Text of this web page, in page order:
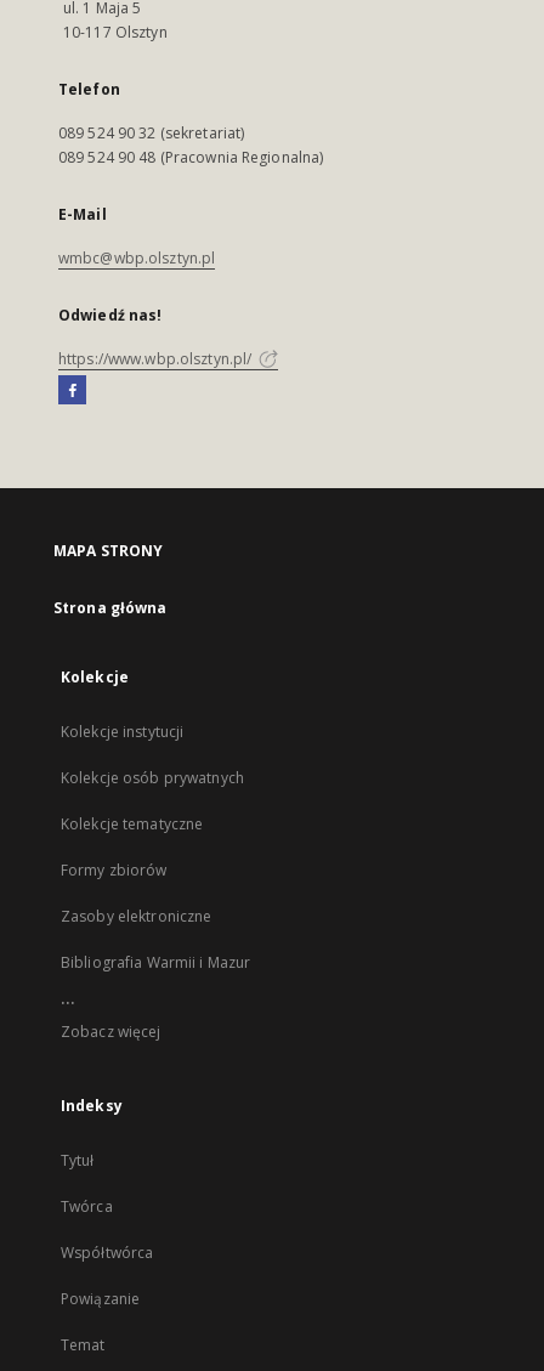
ul. 1 Maja 5
10-117 Olsztyn
Telefon
089 524 90 32 (sekretariat)
089 524 90 48 (Pracownia Regionalna)
E-Mail
wmbc@wbp.olsztyn.pl
Odwiedź nas!
https://www.wbp.olsztyn.pl/
MAPA STRONY
Strona główna
Kolekcje
Kolekcje instytucji
Kolekcje osób prywatnych
Kolekcje tematyczne
Formy zbiorów
Zasoby elektroniczne
Bibliografia Warmii i Mazur
...
Zobacz więcej
Indeksy
Tytuł
Twórca
Współtwórca
Powiązanie
Temat